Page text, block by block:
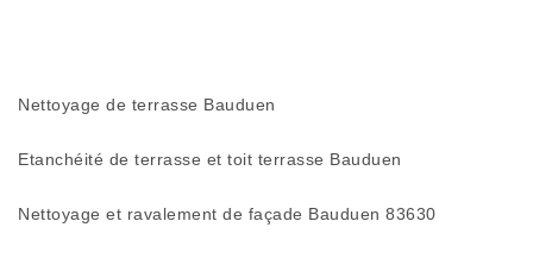
Nettoyage de terrasse Bauduen
Etanchéité de terrasse et toit terrasse Bauduen
Nettoyage et ravalement de façade Bauduen 83630